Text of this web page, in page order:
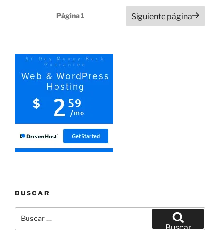
PaginaciónPágina1 Siguiente página
BUSCAR
por:
Buscar